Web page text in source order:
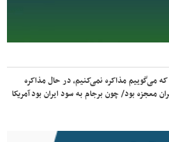
می‌گوییم مذاکره نمی‌کنیم، در حال مذاکره
معجزه بود/ چون برجام به سود ایران بود آمریکا